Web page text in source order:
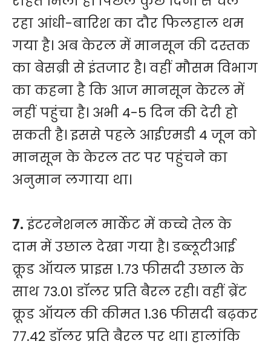
रहा आंधी-बारिश का दौर फिलहाल थम
गया है। अब केरल में मानसून की दस्तक
का बेसब्री से इंतजार है। वहीं मौसम विभाग
का कहना है कि आज मानसून केरल में
नहीं पहुंचा है। अभी 4-5 दिन की देरी हो
सकती है। इससे पहले आईएमडी 4 जून को
मानसून के केरल तट पर पहुंचने का
अनुमान लगाया था।
7.इंटरनेशनल मार्केट में कच्चे तेल के
दाम में उछाल देखा गया है। डब्लूटीआई
क्रूड ऑयल प्राइस 1.73 फीसदी उछाल के
साथ 73.01 डॉलर प्रति बैरल रही। वहीं ब्रेंट
क्रूड ऑयल की कीमत 1.36 फीसदी बढ़कर
77.42 डॉलर प्रति बैरल पर था। हालांकि